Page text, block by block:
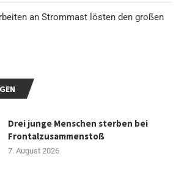
an Strommast lösten den großen
Drei junge Menschen sterben bei
Frontalzusammenstoß
7. August 2026